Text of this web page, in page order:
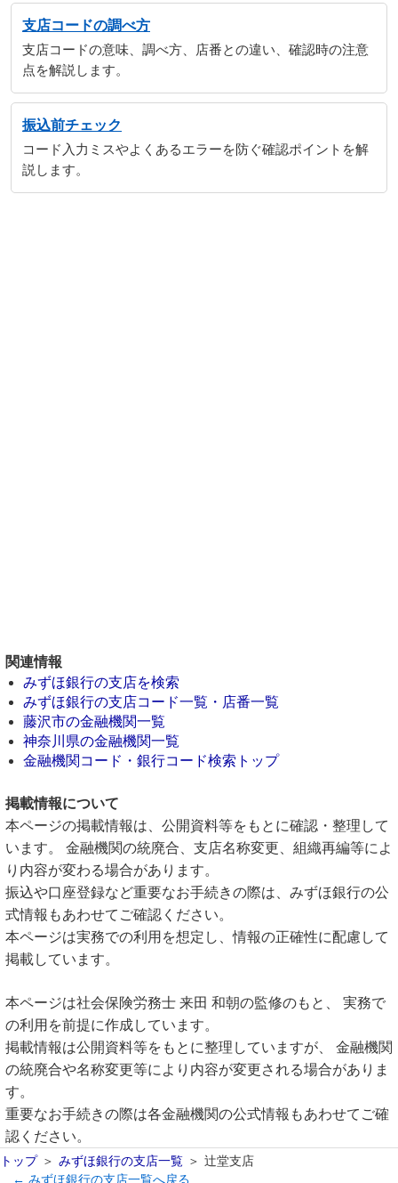
支店コードの調べ方
支店コードの意味、調べ方、店番との違い、確認時の注意
点を解説します。
振込前チェック
コード入力ミスやよくあるエラーを防ぐ確認ポイントを解
説します。
関連情報
みずほ銀行の支店を検索
みずほ銀行の支店コード一覧・店番一覧
藤沢市の金融機関一覧
神奈川県の金融機関一覧
金融機関コード・銀行コード検索トップ
掲載情報について
本ページの掲載情報は、公開資料等をもとに確認・整理して
います。 金融機関の統廃合、支店名称変更、組織再編等によ
り内容が変わる場合があります。
振込や口座登録など重要なお手続きの際は、みずほ銀行の公
式情報もあわせてご確認ください。
本ページは実務での利用を想定し、情報の正確性に配慮して
掲載しています。
本ページは社会保険労務士 来田 和朝の監修のもと、 実務で
の利用を前提に作成しています。
掲載情報は公開資料等をもとに整理していますが、 金融機関
の統廃合や名称変更等により内容が変更される場合がありま
す。
重要なお手続きの際は各金融機関の公式情報もあわせてご確
認ください。
トップ みずほ銀行の支店一覧
辻堂支店
← みずほ銀行の支店一覧へ戻る